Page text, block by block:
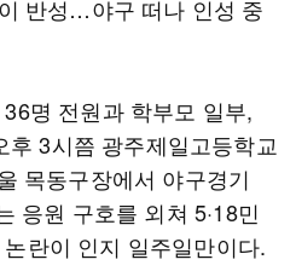
반성…야구 떠나 인성 중
명 전원과 학부모 일부,
3시쯤 광주제일고등학교
목동구장에서 야구경기
응원 구호를 외쳐 5·18민
란이 인지 일주일만이다.